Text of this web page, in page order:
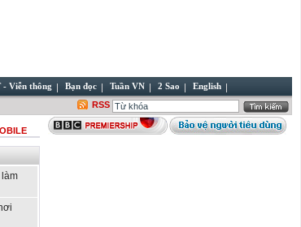
- Viễn thông Bạn đọc Tuần VN 2 Sao English
RSS
làm